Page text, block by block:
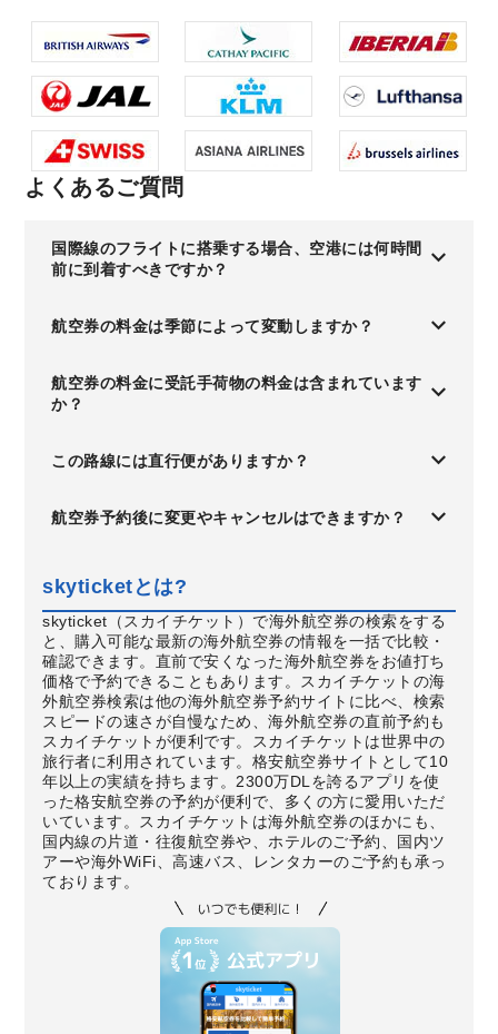
よくあるご質問
国際線のフライトに搭乗する場合、空港には何時間
前に到着すべきですか？
航空券の料金は季節によって変動しますか？
航空券の料金に受託手荷物の料金は含まれています
か？
この路線には直行便がありますか？
航空券予約後に変更やキャンセルはできますか？
skyticketとは?
skyticket（スカイチケット）で海外航空券の検索をする
と、購入可能な最新の海外航空券の情報を一括で比較・
確認できます。直前で安くなった海外航空券をお値打ち
価格で予約できることもあります。スカイチケットの海
外航空券検索は他の海外航空券予約サイトに比べ、検索
スピードの速さが自慢なため、海外航空券の直前予約も
スカイチケットが便利です。スカイチケットは世界中の
旅行者に利用されています。格安航空券サイトとして10
年以上の実績を持ちます。2300万DLを誇るアプリを使
った格安航空券の予約が便利で、多くの方に愛用いただ
いています。スカイチケットは海外航空券のほかにも、
国内線の片道・往復航空券や、ホテルのご予約、国内ツ
アーや海外WiFi、高速バス、レンタカーのご予約も承っ
ております。